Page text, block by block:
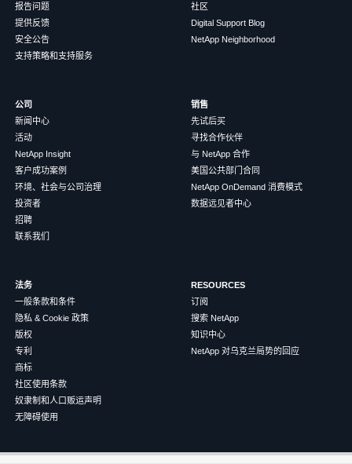
报告问题
提供反馈
安全公告
支持策略和支持服务
社区
Digital Support Blog
NetApp Neighborhood
公司
新闻中心
活动
NetApp Insight
客户成功案例
环境、社会与公司治理
投资者
招聘
联系我们
销售
先试后买
寻找合作伙伴
与 NetApp 合作
美国公共部门合同
NetApp OnDemand 消费模式
数据远见者中心
法务
一般条款和条件
隐私 & Cookie 政策
版权
专利
商标
社区使用条款
奴隶制和人口贩运声明
无障碍使用
RESOURCES
订阅
搜索 NetApp
知识中心
NetApp 对乌克兰局势的回应